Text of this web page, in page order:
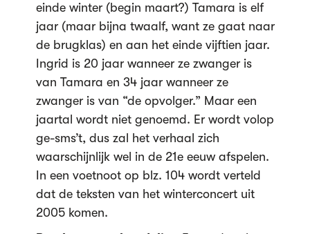
einde winter (begin maart?) Tamara is elf
jaar (maar bijna twaalf, want ze gaat naar
de brugklas) en aan het einde vijftien jaar.
Ingrid is 20 jaar wanneer ze zwanger is
van Tamara en 34 jaar wanneer ze
zwanger is van “de opvolger.” Maar een
jaartal wordt niet genoemd. Er wordt volop
ge-sms’t, dus zal het verhaal zich
waarschijnlijk wel in de 21e eeuw afspelen.
In een voetnoot op blz. 104 wordt verteld
dat de teksten van het winterconcert uit
2005 komen.